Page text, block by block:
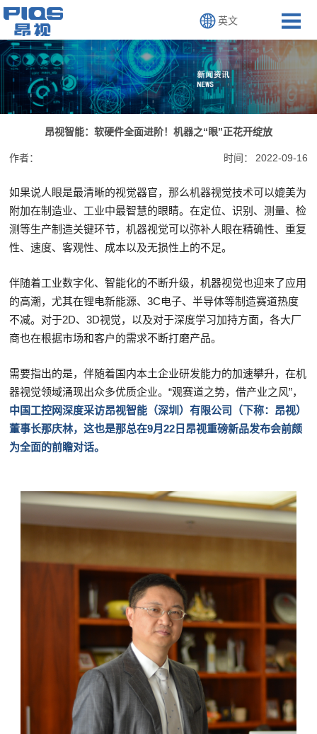
英文
昂视智能：软硬件全面进阶！机器之“眼”正花开绽放
作者： 时间： 2022-09-16
如果说人眼是最清晰的视觉器官，那么机器视觉技术可以媲美为
附加在制造业、工业中最智慧的眼睛。在定位、识别、测量、检
测等生产制造关键环节，机器视觉可以弥补人眼在精确性、重复
性、速度、客观性、成本以及无损性上的不足。
伴随着工业数字化、智能化的不断升级，机器视觉也迎来了应用
的高潮，尤其在锂电新能源、3C电子、半导体等制造赛道热度
不减。对于2D、3D视觉，以及对于深度学习加持方面，各大厂
商也在根据市场和客户的需求不断打磨产品。
需要指出的是，伴随着国内本土企业研发能力的加速攀升，在机
器视觉领域涌现出众多优质企业。“观赛道之势，借产业之风”，
中国工控网深度采访昂视智能（深圳）有限公司（下称：昂视）
董事长那庆林，这也是那总在9月22日昂视重磅新品发布会前颇
为全面的前瞻对话。